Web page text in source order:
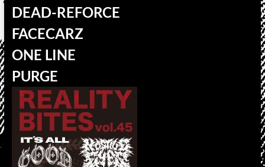
DEAD-REFORCE
FACECARZ
ONE LINE
PURGE